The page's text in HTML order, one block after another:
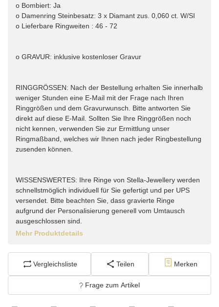
o Bombiert: Ja
o Damenring Steinbesatz: 3 x Diamant zus. 0,060 ct. W/SI
o Lieferbare Ringweiten : 46 - 72
o GRAVUR: inklusive kostenloser Gravur
RINGGRÖSSEN: Nach der Bestellung erhalten Sie innerhalb
weniger Stunden eine E-Mail mit der Frage nach Ihren
Ringgrößen und dem Gravurwunsch. Bitte antworten Sie
direkt auf diese E-Mail. Sollten Sie Ihre Ringgrößen noch
nicht kennen, verwenden Sie zur Ermittlung unser
Ringmaßband, welches wir Ihnen nach jeder Ringbestellung
zusenden können.
WISSENSWERTES: Ihre Ringe von Stella-Jewellery werden
schnellstmöglich individuell für Sie gefertigt und per UPS
versendet. Bitte beachten Sie, dass gravierte Ringe
aufgrund der Personalisierung generell vom Umtausch
ausgeschlossen sind.
Mehr Produktdetails
Vergleichsliste Teilen Merken
Frage zum Artikel